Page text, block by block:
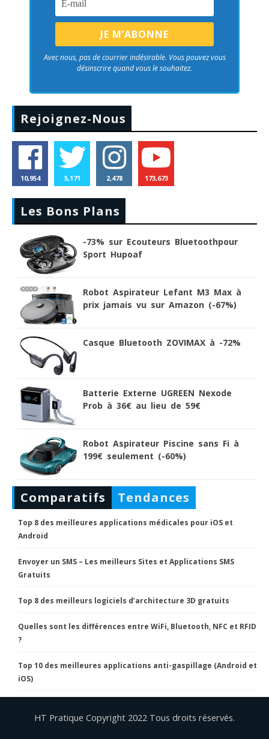
Avec nous, pas de courrier indésirable. Vous pouvez vous
désinscrire quand vous le souhaitez.
Rejoignez-Nous
10,954 5,171 2,478 173,673
Les Bons Plans
-73% sur Ecouteurs Bluetoothpour
Sport Hupoaf
Robot Aspirateur Lefant M3 Max à
prix jamais vu sur Amazon (-67%)
Casque Bluetooth ZOVIMAX à -72%
Batterie Externe UGREEN Nexode
Prob à 36€ au lieu de 59€
Robot Aspirateur Piscine sans Fi à
199€ seulement (-60%)
Comparatifs Tendances
Top 8 des meilleures applications médicales pour iOS et
Android
Envoyer un SMS – Les meilleurs Sites et Applications SMS
Gratuits
Top 8 des meilleurs logiciels d’architecture 3D gratuits
Quelles sont les différences entre WiFi, Bluetooth, NFC et RFID
?
Top 10 des meilleures applications anti-gaspillage (Android et
iOS)
HT Pratique Copyright 2022 Tous droits réservés.